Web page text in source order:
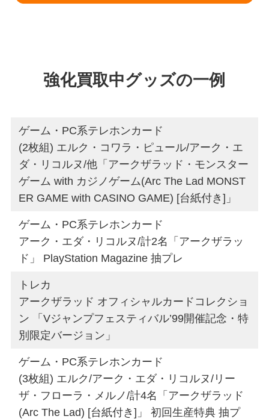
強化買取中グッズの一例
ゲーム・PC系テレホンカード
(2枚組) エルク・コワラ・ピュール/アーク・エ
ダ・リコルヌ/他「アークザラッド・モンスター
ゲーム with カジノゲーム(Arc The Lad MONST
ER GAME with CASINO GAME) [台紙付き]」
ゲーム・PC系テレホンカード
アーク・エダ・リコルヌ/計2名「アークザラッ
ド」 PlayStation Magazine 抽プレ
トレカ
アークザラッド オフィシャルカードコレクショ
ン 「Vジャンプフェスティバル’99開催記念・特
別限定バージョン」
ゲーム・PC系テレホンカード
(3枚組) エルク/アーク・エダ・リコルヌ/リー
ザ・フローラ・メルノ/計4名「アークザラッド
(Arc The Lad) [台紙付き]」 初回生産特典 抽プ